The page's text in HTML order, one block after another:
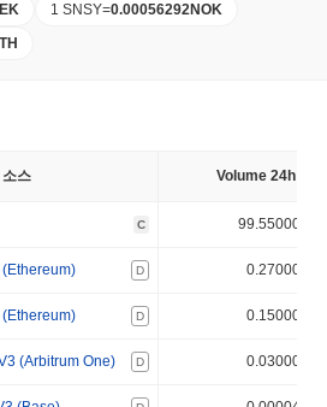
1 SNSY=0.00056292NOK
소스 Volume 24h (%)
C 99.550000%
D 0.270000%
D 0.150000%
(Arbitrum One) D 0.030000%